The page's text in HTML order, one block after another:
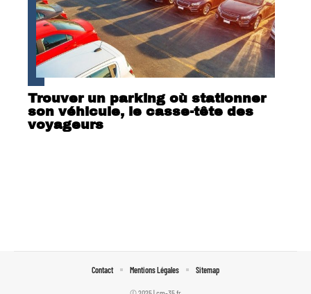
Trouver un parking où stationner
son véhicule, le casse-tête des
voyageurs
Contact Mentions Légales Sitemap